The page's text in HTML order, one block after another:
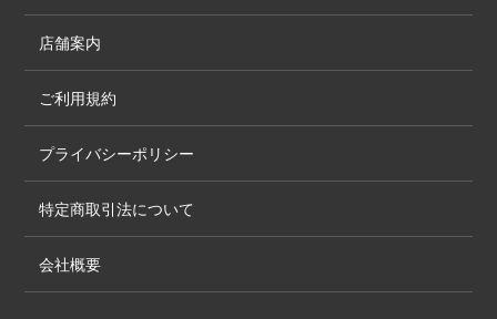
店舗案内
ご利用規約
プライバシーポリシー
特定商取引法について
会社概要